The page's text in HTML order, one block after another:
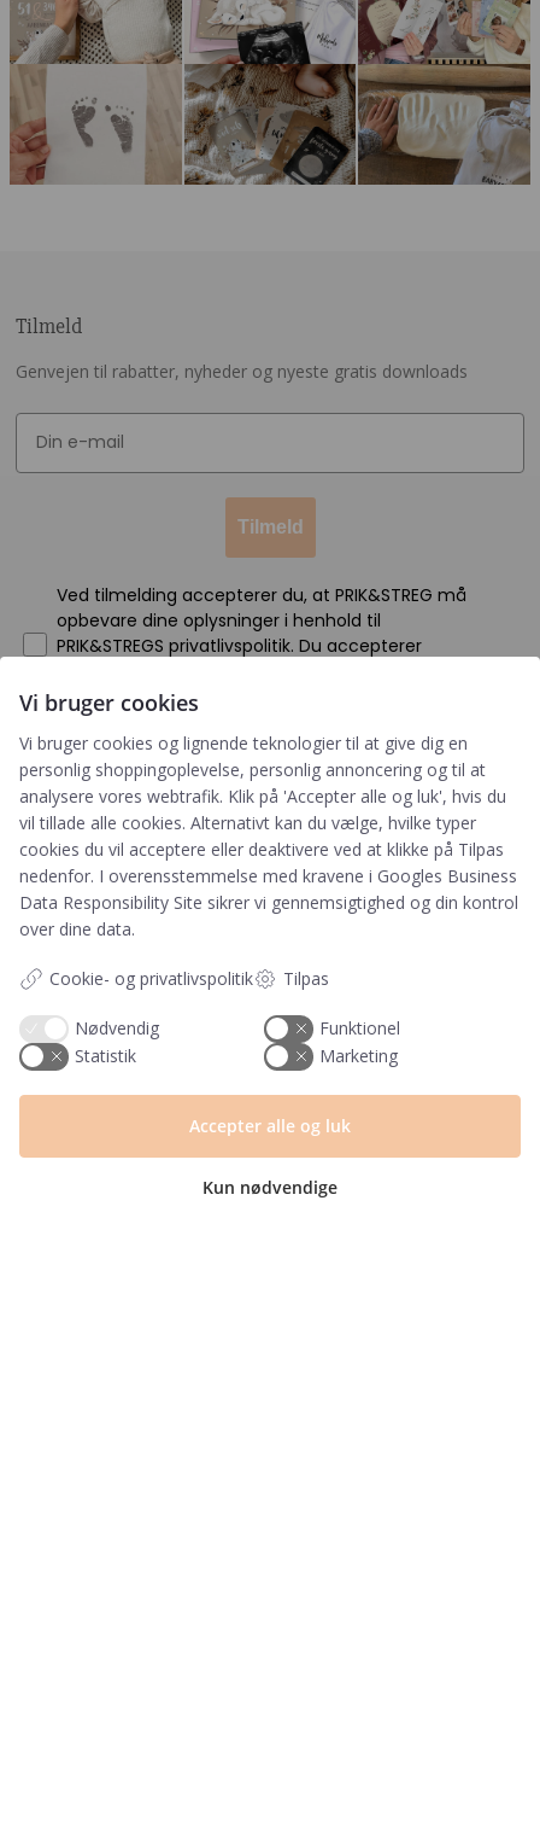
Har du et spørgsmål?
Du kan kontakte vores kundeservice på:
+45 60 15 72 04
Telefon & mail besvares I tidsrummet:
Mandag – Fredag: 10.00 – 15.00
kundeservice@prikogstreg.dk
Handelsbetingelser og FAQ
Tilmeld
Genvejen til rabatter, nyheder og nyeste gratis downloads
Tilmeld
Ved tilmelding accepterer du, at PRIK&STREG må
opbevare dine oplysninger i henhold til
PRIK&STREGS privatlivspolitik. Du accepterer
kan til enhver tid afmelde disse e-mails.
Vi bruger cookies
Vi bruger cookies og lignende teknologier til at give dig en
personlig shoppingoplevelse, personlig annoncering og til at
analysere vores webtrafik. Klik på 'Accepter alle og luk', hvis du
vil tillade alle cookies. Alternativt kan du vælge, hvilke typer
cookies du vil acceptere eller deaktivere ved at klikke på Tilpas
nedenfor. I overensstemmelse med kravene i Googles Business
Data Responsibility Site sikrer vi gennemsigtighed og din kontrol
over dine data.
Cookie- og privatlivspolitik Tilpas
Nødvendig
Funktionel
Statistik
Marketing
Kun nødvendige
Accepter alle og luk